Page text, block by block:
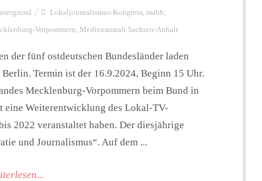
Lokaljournalismus-Kongress, mabb,
Vorpommern, Medienanstalt Sachsen-Anhalt
der fünf ostdeutschen Bundesländer laden
Termin ist der 16.9.2024, Beginn 15 Uhr.
Mecklenburg-Vorpommern beim Bund in
Weiterentwicklung des Lokal-TV-
2022 veranstaltet haben. Der diesjährige
und Journalismus“. Auf dem ...